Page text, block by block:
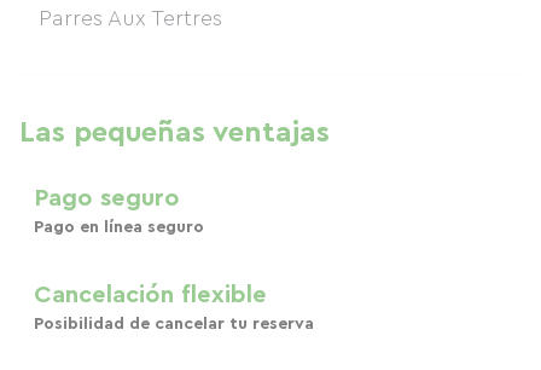
Las pequeñas ventajas
Pago seguro
Pago en línea seguro
Cancelación flexible
Posibilidad de cancelar tu reserva